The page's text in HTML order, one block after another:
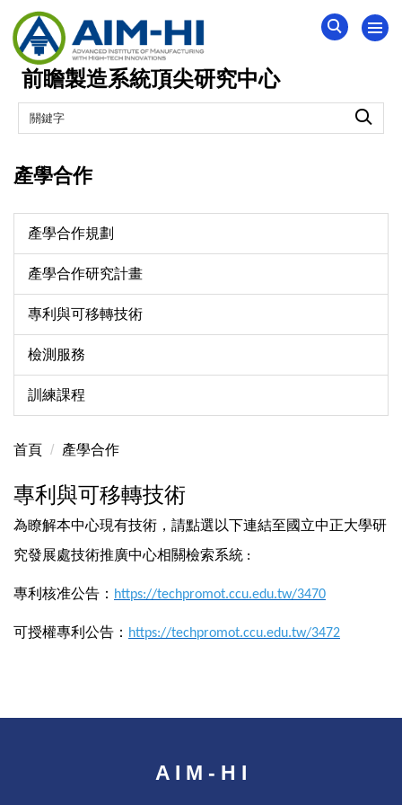
跳
到
主
要
內
前瞻製造系統頂尖研究中心
產學合作
產學合作規劃
產學合作研究計畫
專利與可移轉技術
檢測服務
訓練課程
首頁 產學合作
專利與可移轉技術
為瞭解本中心現有技術，請點選以下連結至國立中正大學研
究發展處技術推廣中心相關檢索系統 :
專利核准公告： https://techpromot.ccu.edu.tw/3470
可授權專利公告： https://techpromot.ccu.edu.tw/3472
A I M - H I